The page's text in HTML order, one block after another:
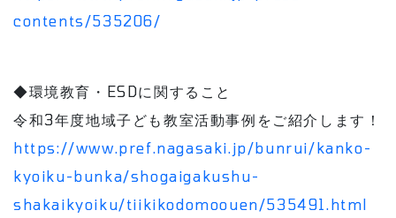
contents/535206/
◆環境教育・ESDに関すること
令和3年度地域子ども教室活動事例をご紹介します！
https://www.pref.nagasaki.jp/bunrui/kanko-
kyoiku-bunka/shogaigakushu-
shakaikyoiku/tiikikodomoouen/535491.html